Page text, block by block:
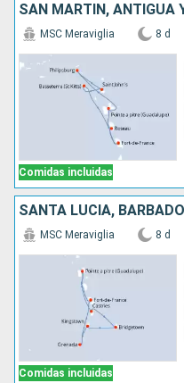
Comidas incluidas
MSC Meraviglia 8 d
Comidas incluidas
MSC Meraviglia 8 d